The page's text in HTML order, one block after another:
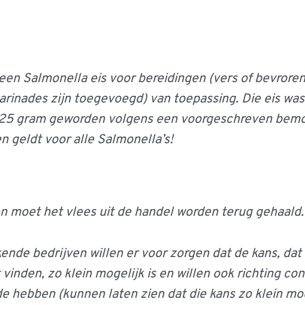
Salmonella eis voor bereidingen (vers of
zijn toegevoegd) van toepassing. Die eis
gram geworden volgens een voorgeschreven
geldt voor alle Salmonella’s!
moet het vlees uit de handel worden terug gehaald.
bedrijven willen er voor zorgen dat de kans,
zo klein mogelijk is en willen ook richting
hebben (kunnen laten zien dat die kans zo klein